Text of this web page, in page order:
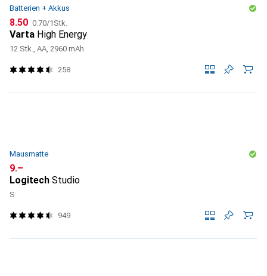
Batterien + Akkus
CHF
8.50 CHF
0.70/1Stk.
Varta High Energy
12 Stk., AA, 2960 mAh
258
Mausmatte
CHF
9.–
Logitech Studio
S
949